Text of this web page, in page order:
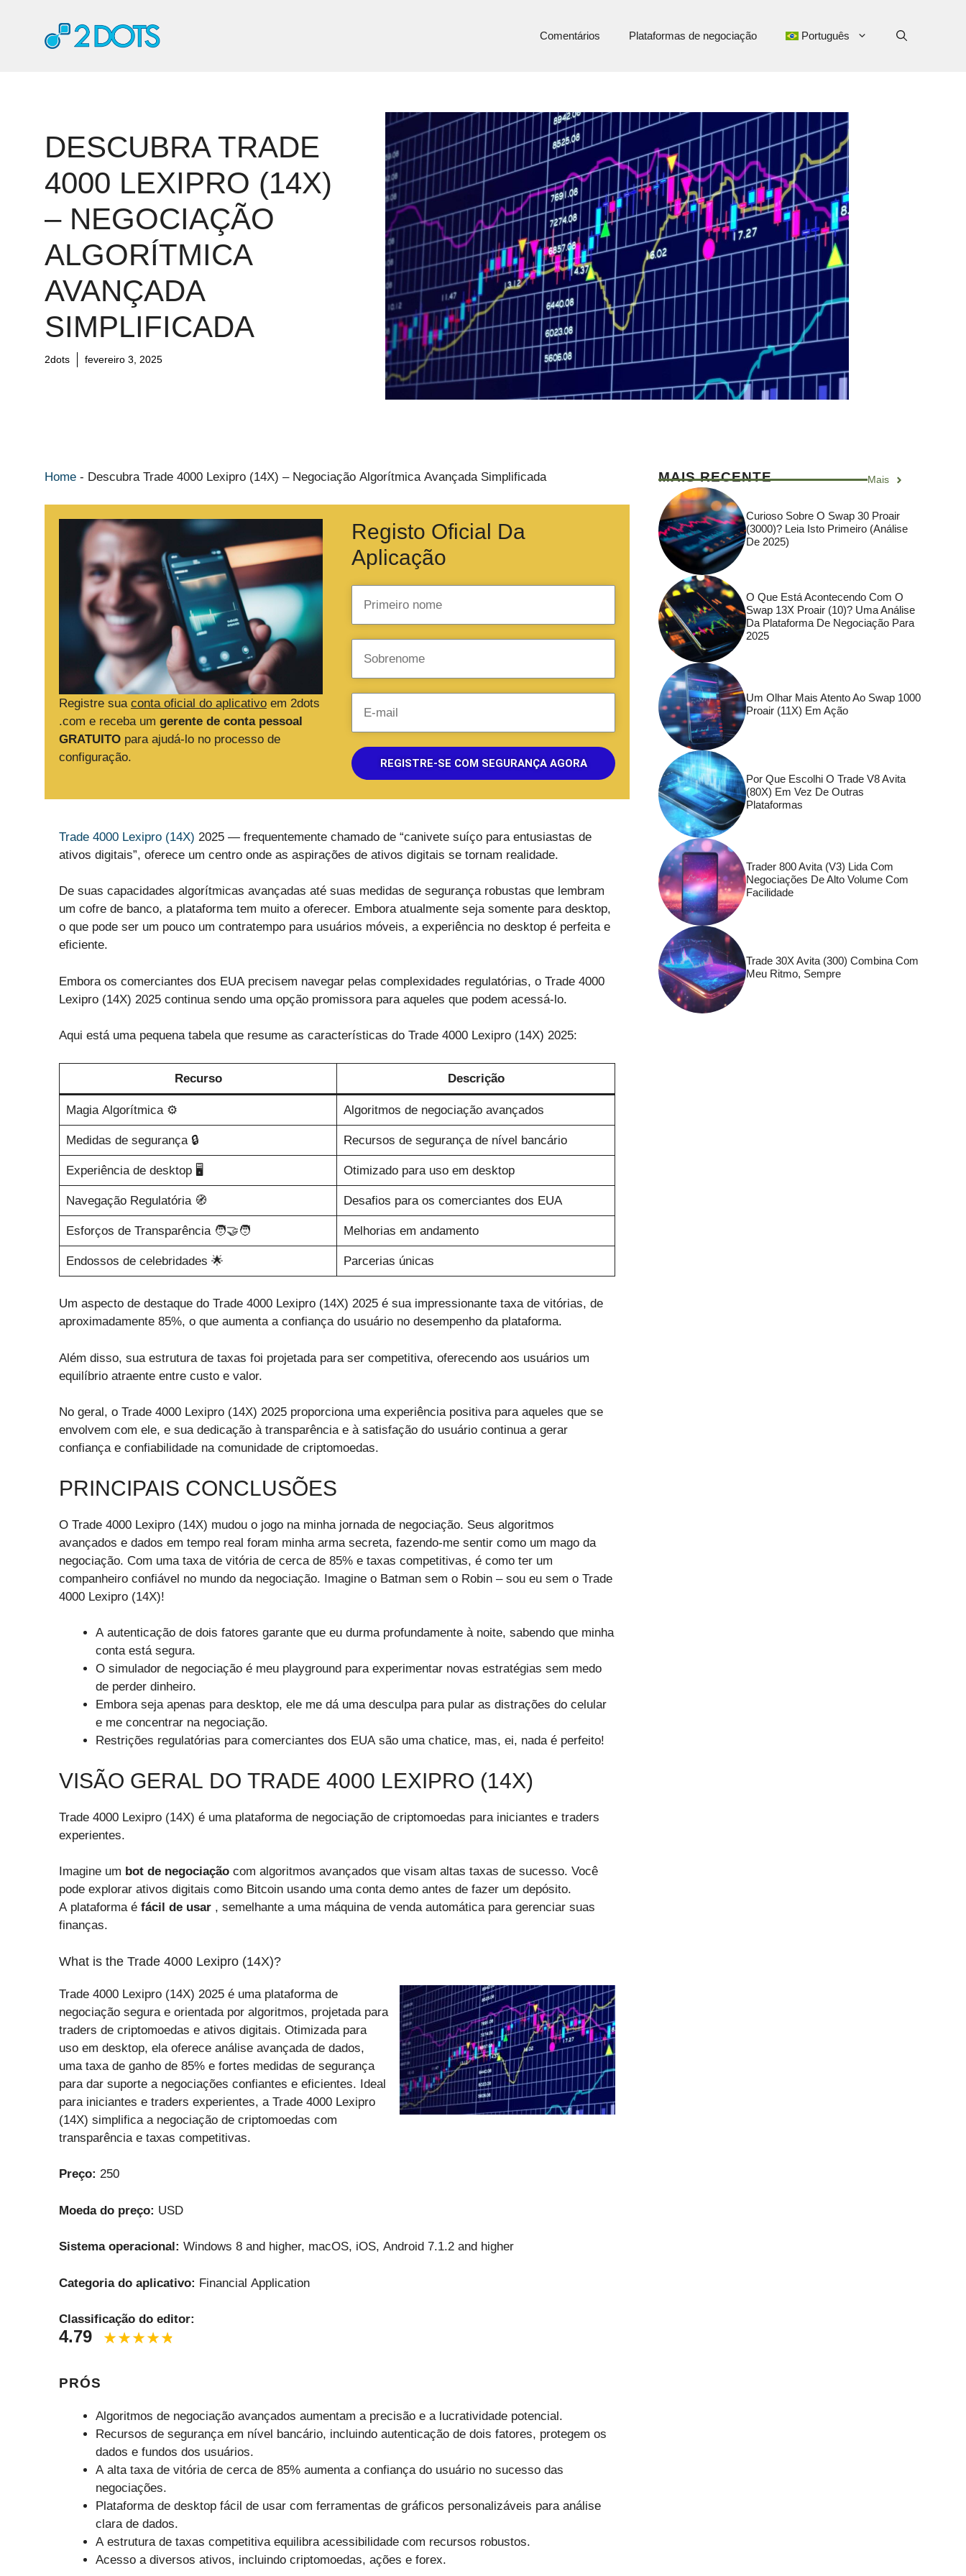
Comentários Plataformas de negociação Português
DESCUBRA TRADE
4000 LEXIPRO (14X)
– NEGOCIAÇÃO
ALGORÍTMICA
AVANÇADA
SIMPLIFICADA
2dots fevereiro 3, 2025
Home - Descubra Trade 4000 Lexipro (14X) – Negociação Algorítmica Avançada Simplificada
Registre sua conta oficial do aplicativo em 2dots
.com e receba um gerente de conta pessoal
GRATUITO para ajudá-lo no processo de
configuração.
Registo Oficial Da
Aplicação
REGISTRE-SE COM SEGURANÇA AGORA
Trade 4000 Lexipro (14X) 2025 — frequentemente chamado de “canivete suíço para entusiastas de
ativos digitais”, oferece um centro onde as aspirações de ativos digitais se tornam realidade.
De suas capacidades algorítmicas avançadas até suas medidas de segurança robustas que lembram
um cofre de banco, a plataforma tem muito a oferecer. Embora atualmente seja somente para desktop,
o que pode ser um pouco um contratempo para usuários móveis, a experiência no desktop é perfeita e
eficiente.
Embora os comerciantes dos EUA precisem navegar pelas complexidades regulatórias, o Trade 4000
Lexipro (14X) 2025 continua sendo uma opção promissora para aqueles que podem acessá-lo.
Aqui está uma pequena tabela que resume as características do Trade 4000 Lexipro (14X) 2025:
Recurso Descrição
Magia Algorítmica ⚙️ Algoritmos de negociação avançados
Medidas de segurança 🔒 Recursos de segurança de nível bancário
Experiência de desktop 🖥️ Otimizado para uso em desktop
Navegação Regulatória 🧭 Desafios para os comerciantes dos EUA
Esforços de Transparência 🧑‍🤝‍🧑 Melhorias em andamento
Endossos de celebridades 🌟 Parcerias únicas
Um aspecto de destaque do Trade 4000 Lexipro (14X) 2025 é sua impressionante taxa de vitórias, de
aproximadamente 85%, o que aumenta a confiança do usuário no desempenho da plataforma.
Além disso, sua estrutura de taxas foi projetada para ser competitiva, oferecendo aos usuários um
equilíbrio atraente entre custo e valor.
No geral, o Trade 4000 Lexipro (14X) 2025 proporciona uma experiência positiva para aqueles que se
envolvem com ele, e sua dedicação à transparência e à satisfação do usuário continua a gerar
confiança e confiabilidade na comunidade de criptomoedas.
PRINCIPAIS CONCLUSÕES
O Trade 4000 Lexipro (14X) mudou o jogo na minha jornada de negociação. Seus algoritmos
avançados e dados em tempo real foram minha arma secreta, fazendo-me sentir como um mago da
negociação. Com uma taxa de vitória de cerca de 85% e taxas competitivas, é como ter um
companheiro confiável no mundo da negociação. Imagine o Batman sem o Robin – sou eu sem o Trade
4000 Lexipro (14X)!
A autenticação de dois fatores garante que eu durma profundamente à noite, sabendo que minha
conta está segura.
O simulador de negociação é meu playground para experimentar novas estratégias sem medo
de perder dinheiro.
Embora seja apenas para desktop, ele me dá uma desculpa para pular as distrações do celular
e me concentrar na negociação.
Restrições regulatórias para comerciantes dos EUA são uma chatice, mas, ei, nada é perfeito!
VISÃO GERAL DO TRADE 4000 LEXIPRO (14X)
Trade 4000 Lexipro (14X) é uma plataforma de negociação de criptomoedas para iniciantes e traders
experientes.
Imagine um bot de negociação com algoritmos avançados que visam altas taxas de sucesso. Você
pode explorar ativos digitais como Bitcoin usando uma conta demo antes de fazer um depósito.
A plataforma é fácil de usar , semelhante a uma máquina de venda automática para gerenciar suas
finanças.
What is the Trade 4000 Lexipro (14X)?
Trade 4000 Lexipro (14X) 2025 é uma plataforma de
negociação segura e orientada por algoritmos, projetada para
traders de criptomoedas e ativos digitais. Otimizada para
uso em desktop, ela oferece análise avançada de dados,
uma taxa de ganho de 85% e fortes medidas de segurança
para dar suporte a negociações confiantes e eficientes. Ideal
para iniciantes e traders experientes, a Trade 4000 Lexipro
(14X) simplifica a negociação de criptomoedas com
transparência e taxas competitivas.
Preço: 250
Moeda do preço: USD
Sistema operacional: Windows 8 and higher, macOS, iOS, Android 7.1.2 and higher
Categoria do aplicativo: Financial Application
Classificação do editor:
4.79
PRÓS
Algoritmos de negociação avançados aumentam a precisão e a lucratividade potencial.
Recursos de segurança em nível bancário, incluindo autenticação de dois fatores, protegem os
dados e fundos dos usuários.
A alta taxa de vitória de cerca de 85% aumenta a confiança do usuário no sucesso das
negociações.
Plataforma de desktop fácil de usar com ferramentas de gráficos personalizáveis para análise
clara de dados.
A estrutura de taxas competitiva equilibra acessibilidade com recursos robustos.
Acesso a diversos ativos, incluindo criptomoedas, ações e forex.
MAIS RECENTE Mais
Curioso Sobre O Swap 30 Proair
(3000)? Leia Isto Primeiro (análise
De 2025)
O Que Está Acontecendo Com O
Swap 13X Proair (10)? Uma Análise
Da Plataforma De Negociação Para
2025
Um Olhar Mais Atento Ao Swap 1000
Proair (11X) Em Ação
Por Que Escolhi O Trade V8 Avita
(80X) Em Vez De Outras
Plataformas
Trader 800 Avita (V3) Lida Com
Negociações De Alto Volume Com
Facilidade
Trade 30X Avita (300) Combina Com
Meu Ritmo, Sempre